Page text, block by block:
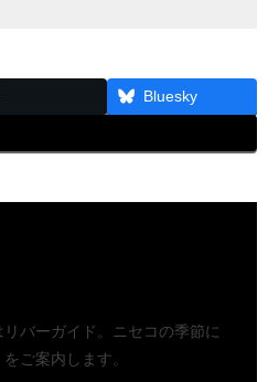
Bluesky
バーガイド。ニセコの季節に
ご案内します。